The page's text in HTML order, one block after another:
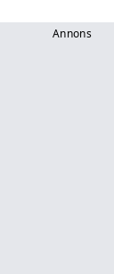
Annons